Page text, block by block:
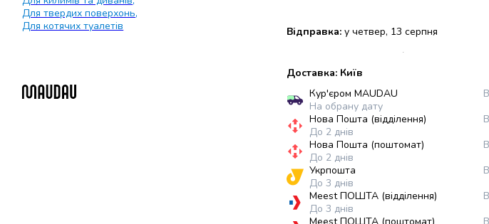
Для твердих поверхонь,
Для котячих туалетів
Відправка: у четвер, 13 серпня
Доставка: Київ
Кур'єром MAUDAU
На обрану дату
Нова Пошта (відділення)
До 2 днів
Нова Пошта (поштомат)
До 2 днів
Укрпошта
До 3 днів
Meest ПОШТА (відділення)
До 3 днів